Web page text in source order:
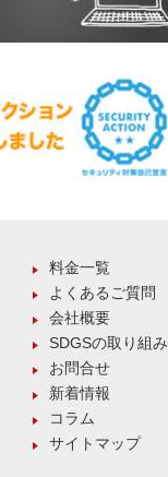
料金一覧
よくあるご質問
会社概要
SDGSの取り組み
お問合せ
新着情報
コラム
サイトマップ